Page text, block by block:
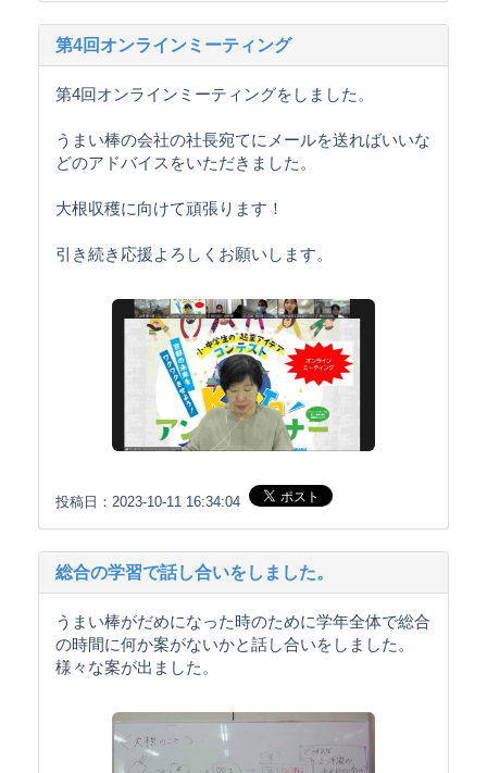
第4回オンラインミーティング
第4回オンラインミーティングをしました。
うまい棒の会社の社長宛てにメールを送ればいいな
どのアドバイスをいただきました。
大根収穫に向けて頑張ります！
引き続き応援よろしくお願いします。
投稿日：2023-10-11 16:34:04
総合の学習で話し合いをしました。
うまい棒がだめになった時のために学年全体で総合
の時間に何か案がないかと話し合いをしました。
様々な案が出ました。